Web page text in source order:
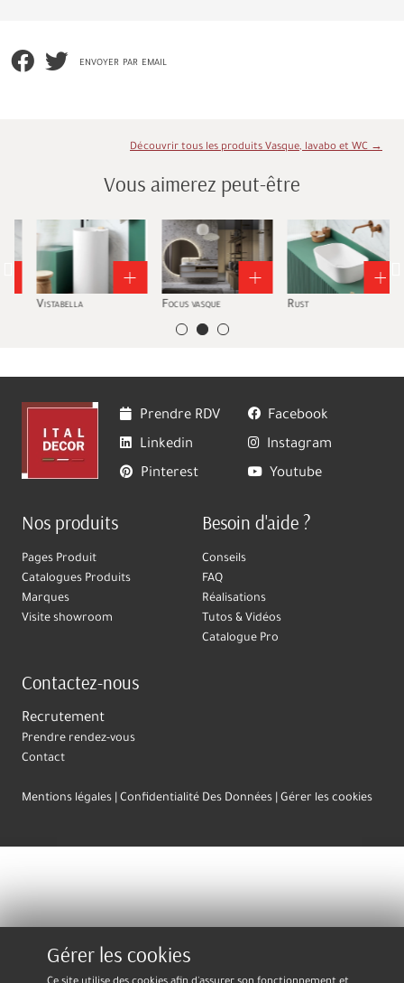
envoyer par email
Découvrir tous les produits Vasque, lavabo et WC →
Vous aimerez peut-être
Vistabella Focus vasque Rust
Prendre RDV
Facebook
Linkedin
Instagram
Pinterest
Youtube
Nos produits
Pages Produit
Catalogues Produits
Marques
Visite showroom
Besoin d'aide ?
Conseils
FAQ
Réalisations
Tutos & Vidéos
Catalogue Pro
Contactez-nous
Recrutement
Prendre rendez-vous
Contact
Mentions légales Confidentialité Des Données Gérer les cookies
Gérer les cookies